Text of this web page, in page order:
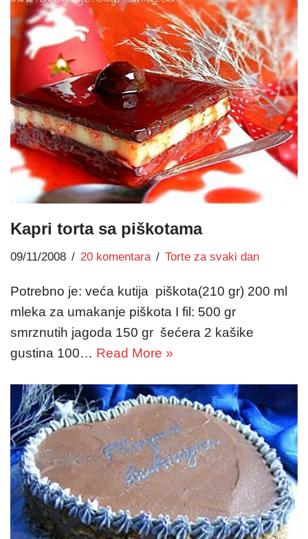
Kapri torta sa piškotama
09/11/2008 20 komentara Torte za svaki dan
Potrebno je: veća kutija piškota(210 gr) 200 ml
mleka za umakanje piškota I fil: 500 gr
smrznutih jagoda 150 gr šećera 2 kašike
gustina 100… Read More »